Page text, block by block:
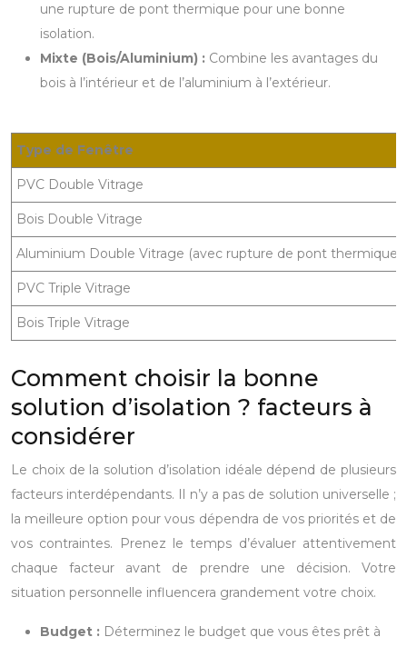
une rupture de pont thermique pour une bonne
isolation.
Mixte (Bois/Aluminium) : Combine les avantages du
bois à l’intérieur et de l’aluminium à l’extérieur.
Type de Fenêtre
PVC Double Vitrage
Bois Double Vitrage
Aluminium Double Vitrage (avec rupture de pont thermique)
PVC Triple Vitrage
Bois Triple Vitrage
Comment choisir la bonne
solution d’isolation ? facteurs à
considérer
Le choix de la solution d’isolation idéale dépend de plusieurs
facteurs interdépendants. Il n’y a pas de solution universelle ;
la meilleure option pour vous dépendra de vos priorités et de
vos contraintes. Prenez le temps d’évaluer attentivement
chaque facteur avant de prendre une décision. Votre
situation personnelle influencera grandement votre choix.
Budget : Déterminez le budget que vous êtes prêt à